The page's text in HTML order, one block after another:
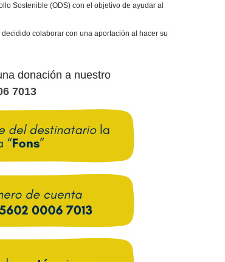
Sostenible (ODS) con el objetivo de ayudar al
colaborar con una aportación al hacer su
donación a nuestro
7013